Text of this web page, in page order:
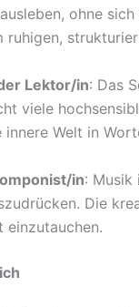
ohne
ruhigen,
Lektor/in: Das
viele
innere Welt in
in: Musik
Die
einzutauchen.